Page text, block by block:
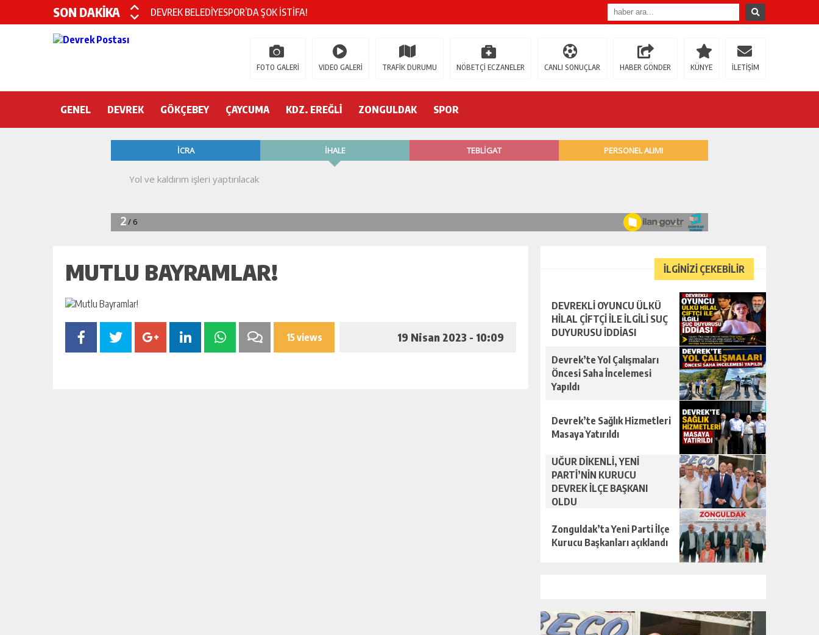
SON DAKİKA
DEVREK BELEDİYESPOR’DA ŞOK İSTİFA!
KURA İÇİN 2 BAKAN ZONGULDAK’A GELİYOR!
DEVREK ÇATAKLI’YA TEŞEKKÜR ETTİ
FOTO GALERİ VIDEO GALERİ TRAFİK DURUMU NÖBETÇİ ECZANELER CANLI SONUÇLAR HABER GÖNDER KÜNYE İLETİŞİM
GENEL DEVREK GÖKÇEBEY ÇAYCUMA KDZ. EREĞLİ ZONGULDAK SPOR
MUTLU BAYRAMLAR!
15 views 19 Nisan 2023 - 10:09
İLGİNİZİ ÇEKEBİLİR
DEVREKLİ OYUNCU ÜLKÜ
HİLAL ÇİFTÇİ İLE İLGİLİ SUÇ
DUYURUSU İDDİASI
Devrek’te Yol Çalışmaları
Öncesi Saha İncelemesi
Yapıldı
Devrek’te Sağlık Hizmetleri
Masaya Yatırıldı
UĞUR DİKENLİ, YENİ
PARTİ’NİN KURUCU
DEVREK İLÇE BAŞKANI
OLDU
Zonguldak’ta Yeni Parti İlçe
Kurucu Başkanları açıklandı